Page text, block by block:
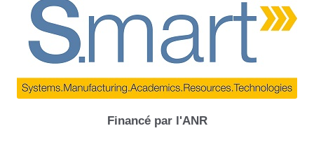
Financé par l'ANR